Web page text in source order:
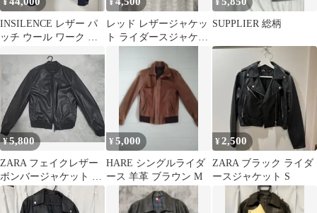
¥
INSILENCE レザー パ
ッチ ウール ワーク ジ
¥
レッド レザージャケッ
ト ライダースジャケッ
¥
SUPPLIER 総柄
¥5,800
ZARA フェイクレザー
ボンバージャケット ブ
ラック
¥5,000
HARE シングルライダ
ース 羊革 ブラウン M
¥2,500
ZARA ブラック ライダ
ースジャケット S